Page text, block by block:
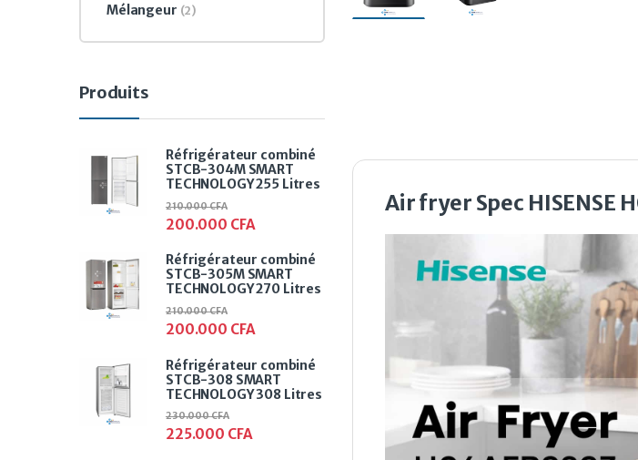
Air fryer Spec HISENSE
Mélangeur (2)
Produits
Réfrigérateur combiné
STCB-304M SMART
TECHNOLOGY 255 Litres
200.000 CFA
210.000CFA
Réfrigérateur combiné
STCB-305M SMART
TECHNOLOGY 270 Litres
200.000 CFA
210.000CFA
Réfrigérateur combiné
STCB-308 SMART
TECHNOLOGY 308 Litres
225.000 CFA
230.000CFA